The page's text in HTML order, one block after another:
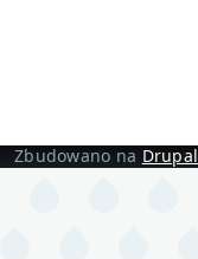
Zbudowano na Drupal